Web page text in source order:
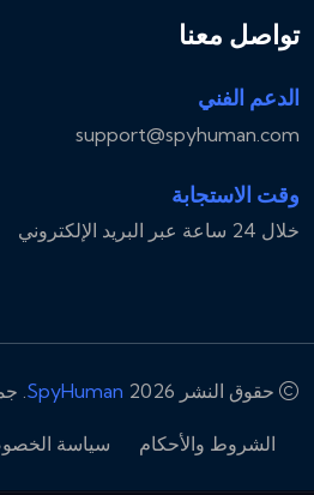
تواصل معنا
الدعم الفني
support@spyhuman.com
وقت الاستجابة
خلال 24 ساعة عبر البريد الإلكتروني
حقوق النشر 2026 SpyHuman
.
الشروط والأحكام سياسة